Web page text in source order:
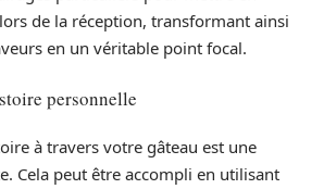
de la réception, transformant ainsi
en un véritable point focal.
personnelle
à travers votre gâteau est une
Cela peut être accompli en utilisant